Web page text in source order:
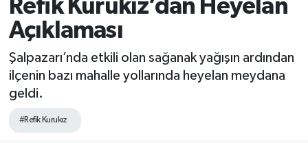
Refik Kurukız’dan Heyelan
Açıklaması
Şalpazarı’nda etkili olan sağanak yağışın ardından
ilçenin bazı mahalle yollarında heyelan meydana
geldi.
#Refik Kurukız
Tüm Manşetler
Son Dakika Haberleri
Haber Arşivi